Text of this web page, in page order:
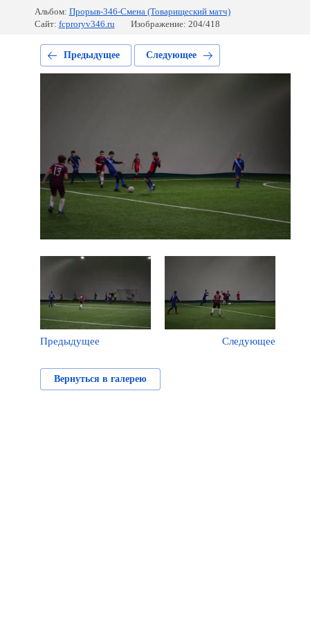
Альбом: Прорыв-346-Смена (Товарищеский матч)
Сайт: fcproryv346.ru Изображение: 204/418
Предыдущее Следующее
Предыдущее Следующее
Вернуться в галерею